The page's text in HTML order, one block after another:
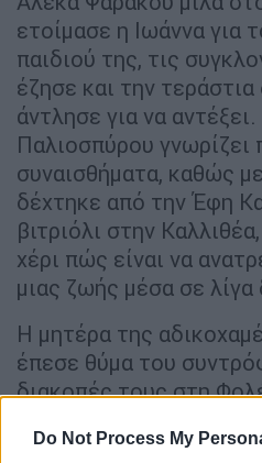
Do Not Process My
ετοίμασε η Ιωάννα για
παιδιού της, τις
έζησε και την
άντλησε για να
Παλιοσπύρου γνωρίζει
συναισθήματα, καθώς
δέχτηκε από την Έφη
βιτριόλι στην
χέρι πώς είναι να
μιας ζωής μέσα σε
Η μητέρα της
έπεσε θύμα του
διακοπές τους στη
καρδιά της στην
εξήγησε ότι από τη